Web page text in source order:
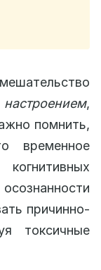
,
помнить,
временное
причинно-
токсичные